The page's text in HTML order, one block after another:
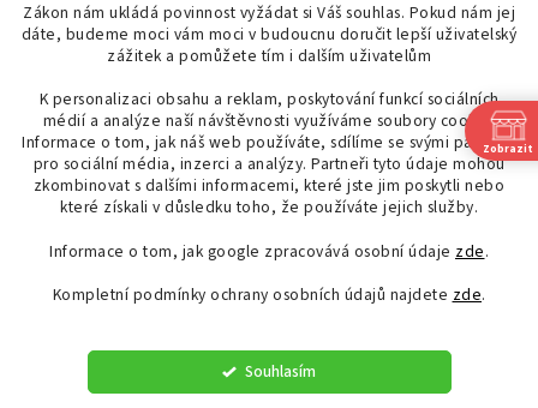
Zákon nám ukládá povinnost vyžádat si Váš souhlas. Pokud nám jej
dáte, budeme moci vám moci v budoucnu doručit lepší uživatelský
zážitek a pomůžete tím i dalším uživatelům
K personalizaci obsahu a reklam, poskytování funkcí sociálních
médií a analýze naší návštěvnosti využíváme soubory cookie.
Informace o tom, jak náš web používáte, sdílíme se svými partnery
pro sociální média, inzerci a analýzy. Partneři tyto údaje mohou
zkombinovat s dalšími informacemi, které jste jim poskytli nebo
které získali v důsledku toho, že používáte jejich služby.
Informace o tom, jak google zpracovává osobní údaje zde.
Kompletní podmínky ochrany osobních údajů najdete zde.
Souhlasím
Kategorie
OUTLET až -75%
OBKLADY A DLAŽBY
KOUPELNY
OSVĚTLENÍ
Copyright 2026 "OBKLADYADLAZBY.CZ"
. Všechna práva vyhrazena.
Zobrazit